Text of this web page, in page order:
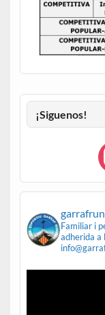
¡Siguenos!
Familiar i
adherida a